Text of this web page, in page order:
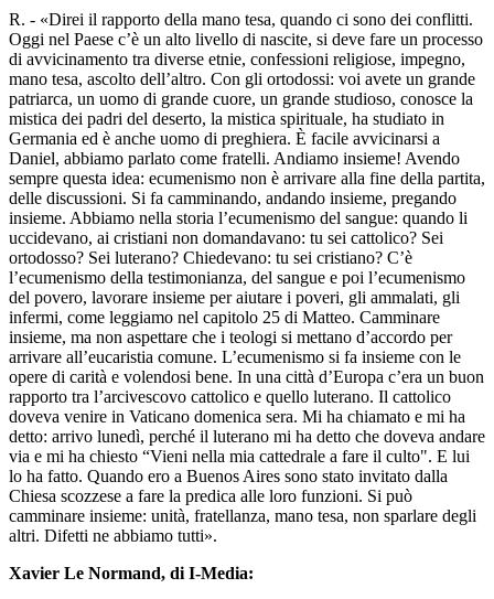
R. - «Direi il rapporto della mano tesa, quando ci sono dei conflitti.
Oggi nel Paese c’è un alto livello di nascite, si deve fare un processo
di avvicinamento tra diverse etnie, confessioni religiose, impegno,
mano tesa, ascolto dell’altro. Con gli ortodossi: voi avete un grande
patriarca, un uomo di grande cuore, un grande studioso, conosce la
mistica dei padri del deserto, la mistica spirituale, ha studiato in
Germania ed è anche uomo di preghiera. È facile avvicinarsi a
Daniel, abbiamo parlato come fratelli. Andiamo insieme! Avendo
sempre questa idea: ecumenismo non è arrivare alla fine della partita,
delle discussioni. Si fa camminando, andando insieme, pregando
insieme. Abbiamo nella storia l’ecumenismo del sangue: quando li
uccidevano, ai cristiani non domandavano: tu sei cattolico? Sei
ortodosso? Sei luterano? Chiedevano: tu sei cristiano? C’è
l’ecumenismo della testimonianza, del sangue e poi l’ecumenismo
del povero, lavorare insieme per aiutare i poveri, gli ammalati, gli
infermi, come leggiamo nel capitolo 25 di Matteo. Camminare
insieme, ma non aspettare che i teologi si mettano d’accordo per
arrivare all’eucaristia comune. L’ecumenismo si fa insieme con le
opere di carità e volendosi bene. In una città d’Europa c’era un buon
rapporto tra l’arcivescovo cattolico e quello luterano. Il cattolico
doveva venire in Vaticano domenica sera. Mi ha chiamato e mi ha
detto: arrivo lunedì, perché il luterano mi ha detto che doveva andare
via e mi ha chiesto “Vieni nella mia cattedrale a fare il culto". E lui
lo ha fatto. Quando ero a Buenos Aires sono stato invitato dalla
Chiesa scozzese a fare la predica alle loro funzioni. Si può
camminare insieme: unità, fratellanza, mano tesa, non sparlare degli
altri. Difetti ne abbiamo tutti».
Xavier Le Normand, di I-Media: